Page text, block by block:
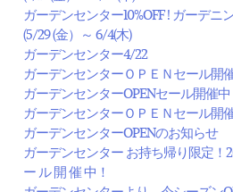
ガーデンセンター10%OFF ! ガーデニ
(5/29 (金）～ 6/4(木)
ガーデンセンター4/22
ガーデンセンターＯＰＥＮセール開
ガーデンセンターOPENセール開催
ガーデンセンターＯＰＥＮセール開
ガーデンセンターOPENのお知らせ
ガーデンセンター お持ち帰り限定！
ー ル 開 催 中！